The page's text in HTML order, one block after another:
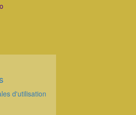
d'utilisation